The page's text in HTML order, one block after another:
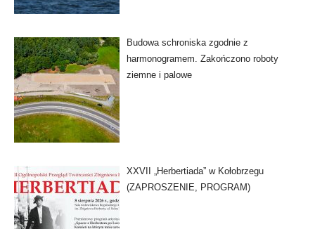
Budowa schroniska zgodnie z
harmonogramem. Zakończono roboty
ziemne i palowe
XXVII „Herbertiada” w Kołobrzegu
(ZAPROSZENIE, PROGRAM)